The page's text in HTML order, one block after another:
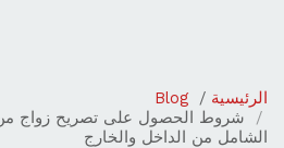
الرئيسية
Blog
الشامل من الداخل والخارج